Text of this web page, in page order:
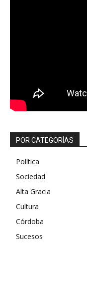
POR CATEGORÍAS
Política
Sociedad
Alta Gracia
Cultura
Córdoba
Sucesos